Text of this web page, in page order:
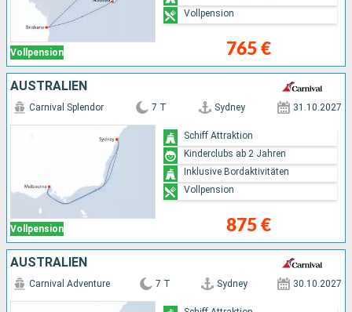
Vollpension 765 €
Vollpension
AUSTRALIEN
Vollpension
Carnival Splendor 7 T Sydney 31.10.2027
875 €
Schiff Attraktion
Kinderclubs ab 2 Jahren
Inklusive Bordaktivitäten
Vollpension
AUSTRALIEN
Carnival Adventure 7 T Sydney 30.10.2027